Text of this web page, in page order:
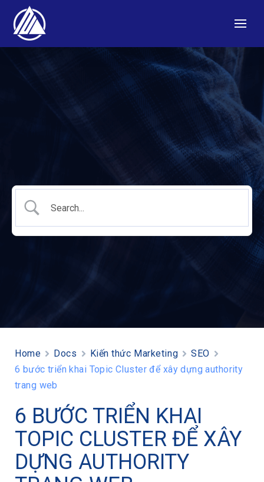
Home Docs Kiến thức Marketing
SEO
6 bước triển khai Topic Cluster để xây dựng authority
trang web
6 BƯỚC TRIỂN KHAI
TOPIC CLUSTER ĐỂ XÂY
DỰNG AUTHORITY